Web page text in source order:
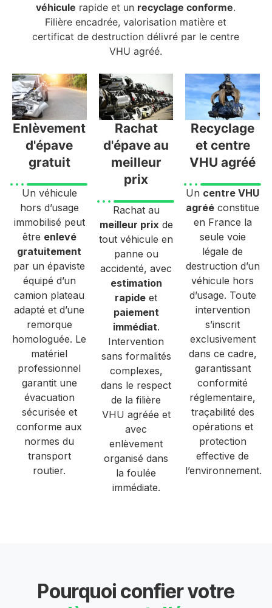
véhicule rapide et un recyclage conforme.
Filière encadrée, valorisation matière et
certificat de destruction délivré par le centre
VHU agréé.
Enlèvement
d'épave
gratuit
Un véhicule
hors d’usage
immobilisé peut
être enlevé
gratuitement
par un épaviste
équipé d’un
camion plateau
adapté et d’une
remorque
homologuée. Le
matériel
professionnel
garantit une
évacuation
sécurisée et
conforme aux
normes du
transport
routier.
Rachat
d'épave au
meilleur
prix
Rachat au
meilleur prixde
tout véhicule en
panne ou
accidenté, avec
estimation
rapide et
paiement
immédiat.
Intervention
sans formalités
complexes,
dans le respect
de la filière
VHU agréée et
avec
enlèvement
organisé dans
la foulée
immédiate.
Recyclage
et centre
VHU agréé
Un centre VHU
agréé constitue
en France la
seule voie
légale de
destruction d’un
véhicule hors
d’usage. Toute
intervention
s’inscrit
exclusivement
dans ce cadre,
garantissant
conformité
réglementaire,
traçabilité des
opérations et
protection
effective de
l’environnement.
Pourquoi confier votre